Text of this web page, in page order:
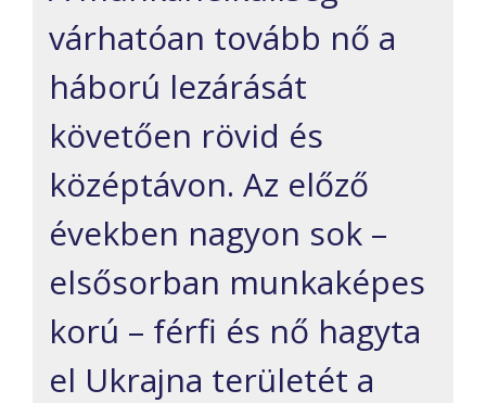
várhatóan tovább nő a
háború lezárását
követően rövid és
középtávon. Az előző
években nagyon sok –
elsősorban munkaképes
korú – férfi és nő hagyta
el Ukrajna területét a